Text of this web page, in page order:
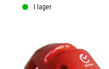
premiumfinish.
I lager